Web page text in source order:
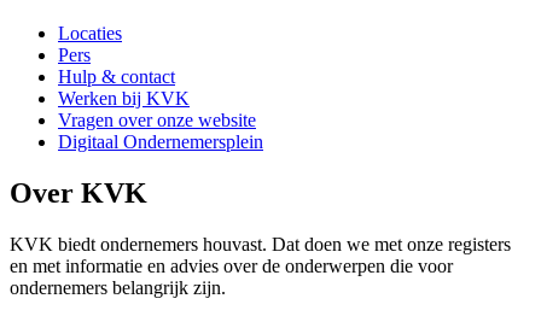
Locaties
Pers
Hulp & contact
Werken bij KVK
Vragen over onze website
Digitaal Ondernemersplein
Over KVK
KVK biedt ondernemers houvast. Dat doen we met onze registers
en met informatie en advies over de onderwerpen die voor
ondernemers belangrijk zijn.